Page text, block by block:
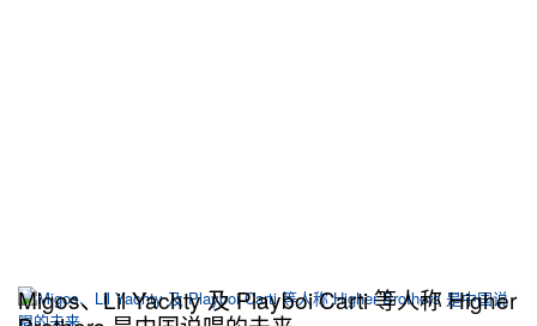
Migos、Lil Yachty 及 Playboi Carti 等人称 Higher